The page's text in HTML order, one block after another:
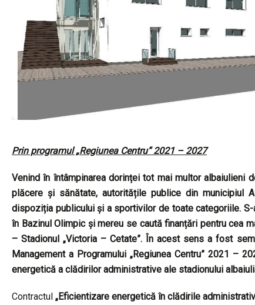
Prin programul „Regiunea Centru” 2021 – 2027
Venind în întâmpinarea dorinței tot mai multor albaiulieni
plăcere și sănătate, autoritățile publice din municipiul
dispoziția publicului și a sportivilor de toate categoriile.
în Bazinul Olimpic și mereu se caută finanțări pentru cea
– Stadionul „Victoria – Cetate”. În acest sens a fost
Management a Programului „Regiunea Centru” 2021 –
energetică a clădirilor administrative ale stadionului
Contractul„Eficientizare energetică în clădirile